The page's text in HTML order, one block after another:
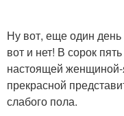
Ну вот, еще один
вот и нет! В сорок
настоящей женщиной-
прекрасной
слабого пола.